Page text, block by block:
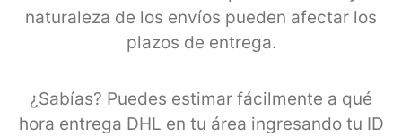
naturaleza de los envíos pueden afectar los
plazos de entrega.
¿Sabías? Puedes estimar fácilmente a qué
hora entrega DHL en tu área ingresando tu ID